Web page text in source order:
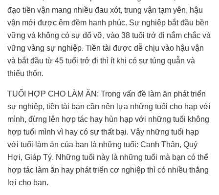
đạo tiền vận mang nhiều đau xót, trung vận tạm yên, hậu
vận mới được êm đềm hạnh phúc. Sự nghiệp bắt đầu bền
vững và không có sự đổ vỡ, vào 38 tuổi trở đi nắm chắc và
vững vàng sự nghiệp. Tiền tài được dễ chịu vào hậu vận
và bắt đầu từ 45 tuổi trở đi thì ít khi có sự túng quẫn và
thiếu thốn.
TUỔI HỢP CHO LÀM ĂN: Trong vấn đề làm ăn phát triển
sự nghiệp, tiền tài bạn cần nên lựa những tuổi cho hạp với
mình, đừng lên hợp tác hay hùn hạp với những tuổi không
hợp tuổi mình vì hay có sự thất bại. Vậy những tuổi hạp
với tuổi làm ăn của bạn là những tuổi: Canh Thân, Quý
Hợi, Giáp Tý. Những tuổi này là những tuổi mà bạn có thể
hợp tác làm ăn hay phát triển cơ nghiệp thì có nhiều thắng
lợi cho bạn.